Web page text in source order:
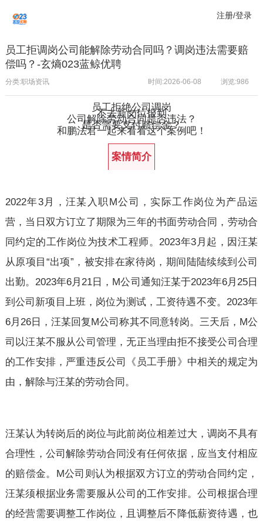
注册/登录
员工拒调岗公司能解除劳动合同吗？调岗违法需要赔
偿吗？-玄熵023蓝鲸优聘
分类:职场资讯 浏览:986
时间:2026-06-08
员工拒绝公司调岗
不去新岗位报到
公司解除劳动合同是否违法？
是否需要支付赔偿金？
和鹏法君一起来看看这个案例吧！
案情简介
2022年3月，汪某入职M公司，实际工作岗位为产品运
营，当日双方订立了期限为三年的书面劳动合同，劳动合
同约定的工作岗位为技术工程师。2023年3月起，因汪某
从原项目“出项”，被安排在家待岗，期间陆陆续续到公司
出勤。2023年6月21日，M公司通知汪某于2023年6月25日
到公司新项目上班，岗位为测试，工资待遇不变。2023年
6月26日，汪某回复M公司称其不同意转岗。三天后，M公
司以汪某不服从公司管理，无正当理由拒不接受公司合理
的工作安排，严重违反公司《员工手册》中相关的规定为
由，解除与汪某的劳动合同。
汪某认为转岗后的岗位与此前岗位相差过大，调岗不具有
合理性，公司解除劳动合同没有任何依据，应当支付相应
的赔偿金。M公司则认为根据双方订立的劳动合同约定，
汪某须根据业务需要服从公司的工作安排。公司根据合理
的经营需要调整工作岗位，且调整后不降低薪资待遇，也